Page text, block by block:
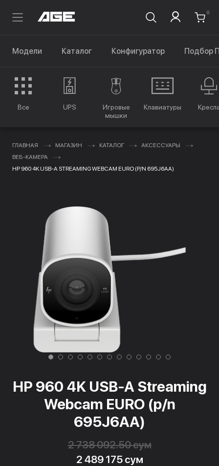
0
Модели Каталог Конфигуратор Подбор
Все UPS
Игровые
мышки
Клавиатуры
ГЛАВНАЯ МАГАЗИН КАТАЛОГ
АКСЕССУАРЫ
ВЕБ-КАМЕРА
HP 960 4K USB-A STREAMING WEBCAM EURO (P/N 695J6AA)
HP 960 4K USB-A Streaming
Webcam EURO (p/n
695J6AA)
2 738 092.50 сум
2 489 175 сум